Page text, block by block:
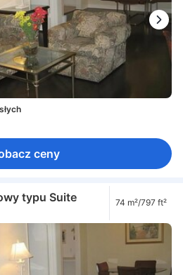
ceny
typu Suite
74 m²/797 ft²